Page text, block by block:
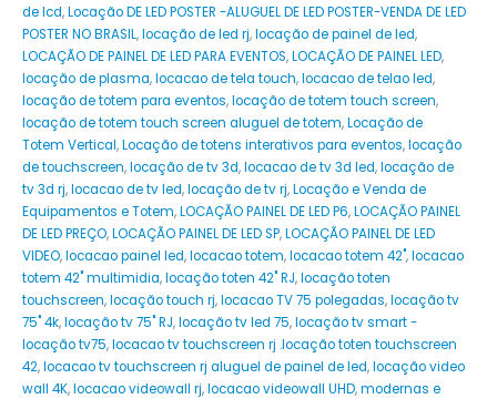
de lcd,Locação DE LED POSTER -ALUGUEL DE LED POSTER-VENDA DE LED
POSTER NO BRASIL,locação de led rj,locação de painel de led,
LOCAÇÃO DE PAINEL DE LED PARA EVENTOS,LOCAÇÃO DE PAINEL LED,
locação de plasma,locacao de tela touch,locacao de telao led,
locação de totem para eventos,locação de totem touch screen,
locação de totem touch screen aluguel de totem,Locação de
Totem Vertical,Locação de totens interativos para eventos,locação
de touchscreen,locação de tv 3d,locacao de tv 3d led,locação de
tv 3d rj,locacao de tv led,locação de tv rj,Locação e Venda de
Equipamentos e Totem,LOCAÇÃO PAINEL DE LED P6,LOCAÇÃO PAINEL
DE LED PREÇO,LOCAÇÃO PAINEL DE LED SP,LOCAÇÃO PAINEL DE LED
VIDEO,locacao painel led,locacao totem,locacao totem 42",locacao
totem 42" multimidia,locação toten 42" RJ,locação toten
touchscreen,locação touch rj,locacao TV 75 polegadas,locação tv
75" 4k,locação tv 75" RJ,locação tv led 75,locação tv smart -
locação tv75,locacao tv touchscreen rj .locação toten touchscreen
42,locacao tv touchscreen rj aluguel de painel de led,locação video
wall 4K,locacao videowall rj,locacao videowall UHD,modernas e